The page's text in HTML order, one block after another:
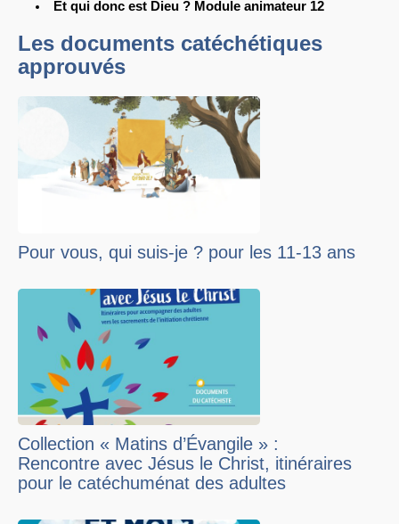
Et qui donc est Dieu ? Module animateur 12
Les documents catéchétiques
approuvés
Pour vous, qui suis-je ? pour les 11-13 ans
Collection « Matins d’Évangile » :
Rencontre avec Jésus le Christ, itinéraires
pour le catéchuménat des adultes